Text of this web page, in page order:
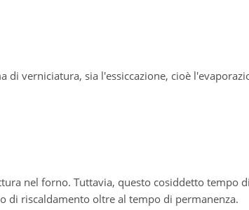
di verniciatura, sia l'essiccazione, cioè
nel forno. Tuttavia, questo cosiddetto tempo di
di riscaldamento oltre al tempo di permanenza.